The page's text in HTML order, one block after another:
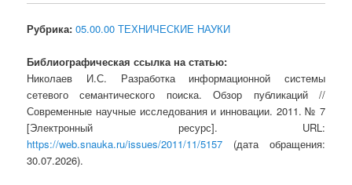
Рубрика: 05.00.00 ТЕХНИЧЕСКИЕ НАУКИ
Библиографическая ссылка на статью:
Николаев И.С. Разработка информационной системы
сетевого семантического поиска. Обзор публикаций //
Современные научные исследования и инновации. 2011. № 7
[Электронный ресурс]. URL:
https://web.snauka.ru/issues/2011/11/5157 (дата обращения:
30.07.2026).